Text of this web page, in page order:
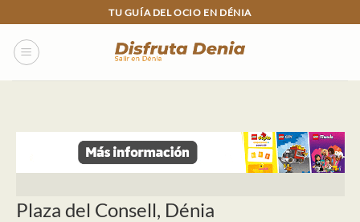
to
content
TU GUÍA DEL OCIO EN DÉNIA
Plaza del Consell, Dénia